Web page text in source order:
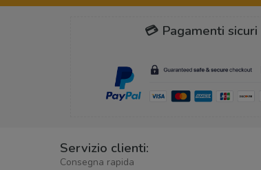
💳 Pagamenti sicuri
Servizio clienti:
Consegna rapida